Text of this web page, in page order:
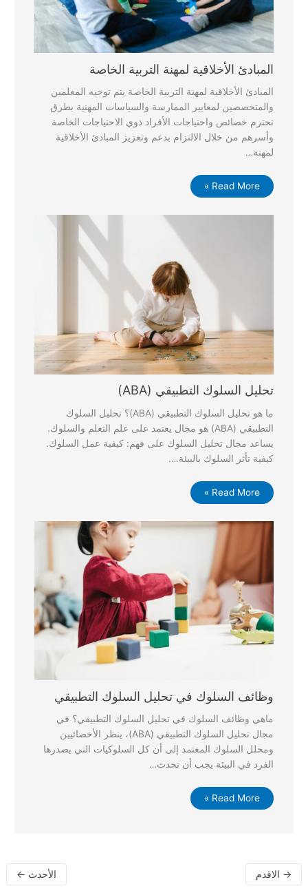
المبادئ الأخلاقية لمهنة التربية الخاصة
المبادئ الأخلاقية لمهنة التربية الخاصة يتم توجيه المعلمين
والمتخصصين لمعايير الممارسة والسياسات المهنية بطرق
تحترم خصائص واحتياجات الأفراد ذوي الاحتياجات الخاصة
وأسرهم من خلال الالتزام بدعم وتعزيز المبادئ الأخلاقية
لمهنة…
Read More »
تحليل السلوك التطبيقي (ABA)
ما هو تحليل السلوك التطبيقي (ABA)؟ تحليل السلوك
التطبيقي (ABA) هو مجال يعتمد على علم التعلم والسلوك.
يساعد مجال تحليل السلوك على فهم: كيفية عمل السلوك.
كيفية تأثر السلوك بالبيئة.…
Read More »
وظائف السلوك في تحليل السلوك التطبيقي
ماهي وظائف السلوك في تحليل السلوك التطبيقي؟ في
مجال تحليل السلوك التطبيقي (ABA)، ينظر الأخصائيين
ومحلل السلوك المعتمد إلى أن كل السلوكيات التي يصدرها
الفرد في البيئة يجب أن تحدث…
Read More »
→ الاقدم الأحدث ←